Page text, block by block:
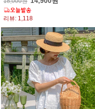
리뷰: 1,118